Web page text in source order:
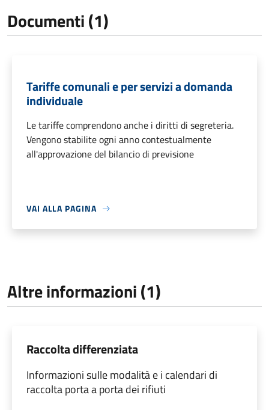
Documenti (1)
Tariffe comunali e per servizi a domanda
individuale
Le tariffe comprendono anche i diritti di segreteria.
Vengono stabilite ogni anno contestualmente
all'approvazione del bilancio di previsione
VAI ALLA PAGINA
Altre informazioni (1)
Raccolta differenziata
Informazioni sulle modalità e i calendari di
raccolta porta a porta dei rifiuti